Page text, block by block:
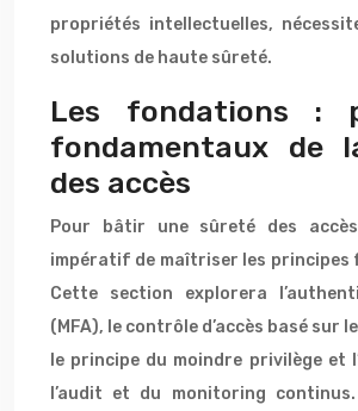
propriétés intellectuelles,
solutions de haute sûreté.
Les fondations :
fondamentaux de
des accès
Pour bâtir une sûreté des
impératif de maîtriser les principes
Cette section explorera
(MFA), le contrôle d’accès basé sur
le principe du moindre privilège et
l’audit et du monitoring